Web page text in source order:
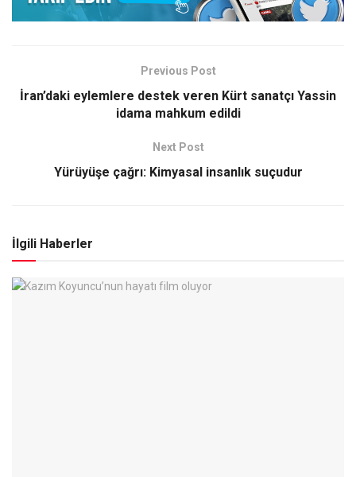
Previous Post
İran’daki eylemlere destek veren Kürt sanatçı Yassin
idama mahkum edildi
Next Post
Yürüyüşe çağrı: Kimyasal insanlık suçudur
İlgili Haberler